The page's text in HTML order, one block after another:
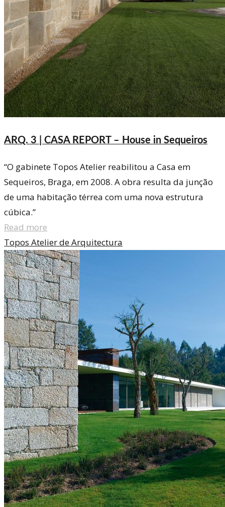
ARQ. 3 | CASA REPORT – House in Sequeiros
“O gabinete Topos Atelier reabilitou a Casa em
Sequeiros, Braga, em 2008. A obra resulta da junção
de uma habitação térrea com uma nova estrutura
cúbica.”
Read more
Topos Atelier de Arquitectura